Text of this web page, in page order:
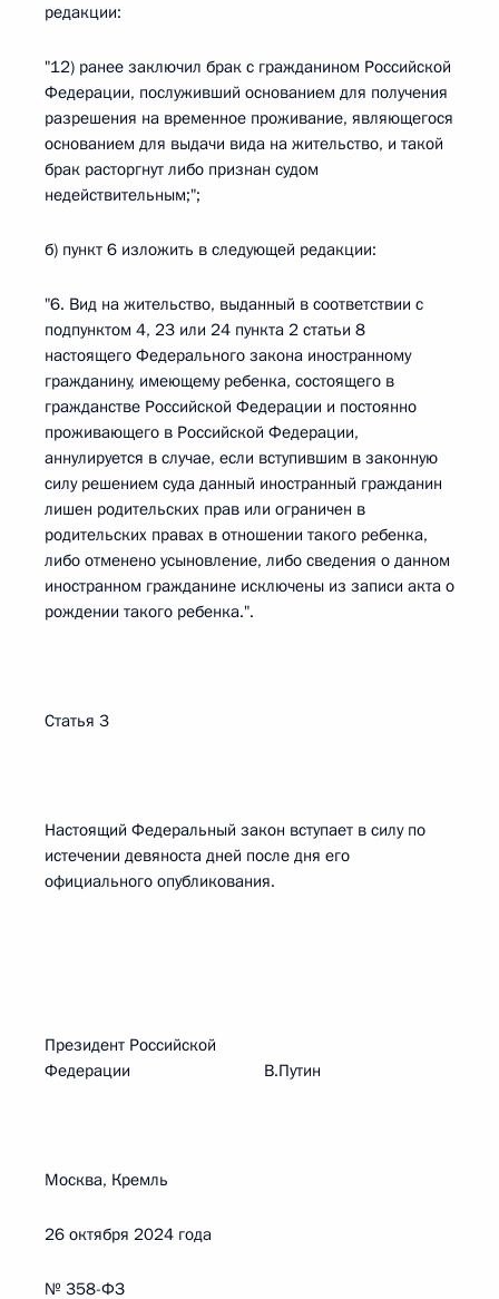
редакции:
"12) ранее заключил брак с гражданином Российской
Федерации, послуживший основанием для получения
разрешения на временное проживание, являющегося
основанием для выдачи вида на жительство, и такой
брак расторгнут либо признан судом
недействительным;";
б) пункт 6 изложить в следующей редакции:
"6. Вид на жительство, выданный в соответствии с
подпунктом 4, 23 или 24 пункта 2 статьи 8
настоящего Федерального закона иностранному
гражданину, имеющему ребенка, состоящего в
гражданстве Российской Федерации и постоянно
проживающего в Российской Федерации,
аннулируется в случае, если вступившим в законную
силу решением суда данный иностранный гражданин
лишен родительских прав или ограничен в
родительских правах в отношении такого ребенка,
либо отменено усыновление, либо сведения о данном
иностранном гражданине исключены из записи акта о
рождении такого ребенка.".
Статья 3
Настоящий Федеральный закон вступает в силу по
истечении девяноста дней после дня его
официального опубликования.
Президент Российской
Федерации В.Путин
Москва, Кремль
26 октября 2024 года
№ 358-ФЗ